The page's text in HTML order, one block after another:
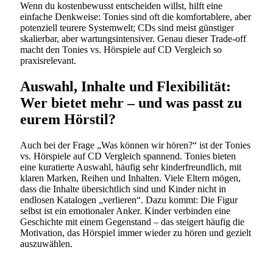
Wenn du kostenbewusst entscheiden willst, hilft eine
einfache Denkweise: Tonies sind oft die komfortablere, aber
potenziell teurere Systemwelt; CDs sind meist günstiger
skalierbar, aber wartungsintensiver. Genau dieser Trade-off
macht den Tonies vs. Hörspiele auf CD Vergleich so
praxisrelevant.
Auswahl, Inhalte und Flexibilität:
Wer bietet mehr – und was passt zu
eurem Hörstil?
Auch bei der Frage „Was können wir hören?“ ist der Tonies
vs. Hörspiele auf CD Vergleich spannend. Tonies bieten
eine kuratierte Auswahl, häufig sehr kinderfreundlich, mit
klaren Marken, Reihen und Inhalten. Viele Eltern mögen,
dass die Inhalte übersichtlich sind und Kinder nicht in
endlosen Katalogen „verlieren“. Dazu kommt: Die Figur
selbst ist ein emotionaler Anker. Kinder verbinden eine
Geschichte mit einem Gegenstand – das steigert häufig die
Motivation, das Hörspiel immer wieder zu hören und gezielt
auszuwählen.